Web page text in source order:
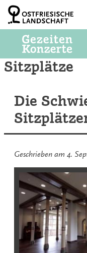
Zum
Inhalt
springen
Sitzplätze
Die
Geschrieben am 4.